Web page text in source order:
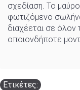
σχεδίαση. Το
φωτιζόμενο
διαχέεται σε όλον
οποιονδήποτε
Ετικέτες: